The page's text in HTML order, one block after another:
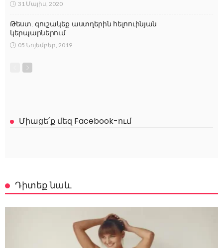
31 Մայիս, 2020
Թեստ. գուշակեք աստղերին հելոուինյան
կերպարներում
05 Նոյեմբեր, 2019
Միացե՛ք մեզ Facebook-ում
Դիտեք նաև